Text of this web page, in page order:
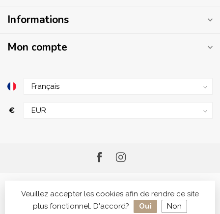
Informations
Mon compte
€
Veuillez accepter les cookies afin de rendre ce site
plus fonctionnel. D'accord?
Oui Non